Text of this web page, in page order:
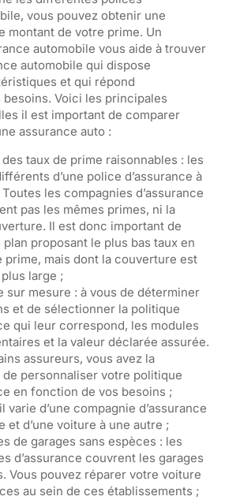
vous pouvez obtenir une
montant de votre prime. Un
automobile vous aide à trouver
automobile qui dispose
et qui répond
Voici les principales
il est important de comparer
assurance auto :
taux de prime raisonnables : les
d’une police d’assurance à
les compagnies d’assurance
pas les mêmes primes, ni la
Il est donc important de
proposant le plus bas taux en
prime, mais dont la couverture est
large ;
sur mesure : à vous de déterminer
et de sélectionner la politique
qui leur correspond, les modules
et la valeur déclarée assurée.
assureurs, vous avez la
personnaliser votre politique
en fonction de vos besoins ;
varie d’une compagnie d’assurance
et d’une voiture à une autre ;
de garages sans espèces : les
d’assurance couvrent les garages
Vous pouvez réparer votre voiture
au sein de ces établissements ;